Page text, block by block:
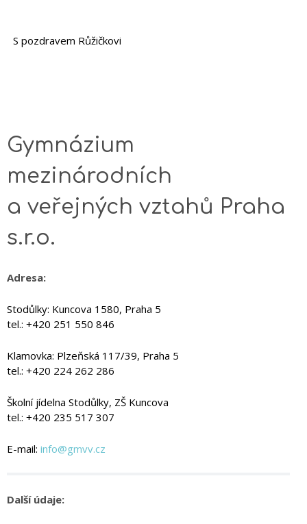
S pozdravem Růžičkovi
Gymnázium
mezinárodních
a veřejných vztahů Praha
s.r.o.
Adresa:
Stodůlky: Kuncova 1580, Praha 5
tel.: +420 251 550 846
Klamovka: Plzeňská 117/39, Praha 5
tel.: +420 224 262 286
Školní jídelna Stodůlky, ZŠ Kuncova
tel.: +420 235 517 307
E-mail: info@gmvv.cz
Další údaje: